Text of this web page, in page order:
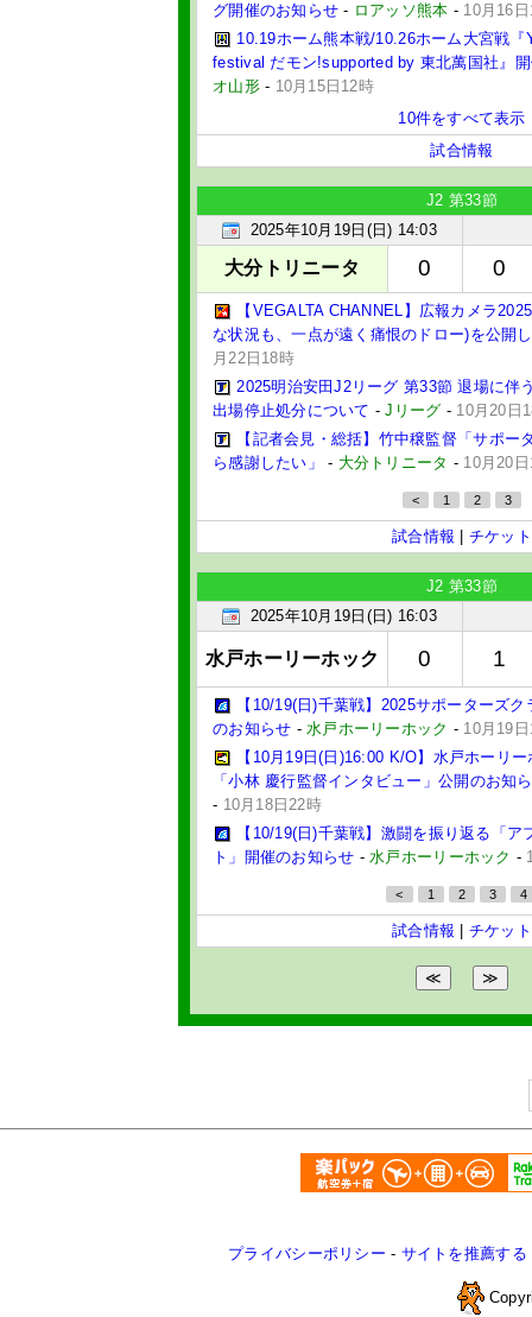
グ開催のお知らせ - ロアッソ熊本 - 10月16
10.19ホーム熊本戦/10.26ホーム大宮戦『
festival だモン!supported by 東北萬国社』
オ山形- 10月15日12時
10件をすべて表示
試合情報
J2 第33節
2025年10月19日(日) 14:03
大分トリニータ 0 0
【VEGALTA CHANNEL】広報カメラ
な状況も、一点が遠く痛恨のドロー)を公開
月22日18時
2025明治安田J2リーグ 第33節 退場に伴
出場停止処分について -Jリーグ - 10月20日
【記者会見・総括】竹中穣監督「サポー
ら感謝したい」
- 大分トリニータ - 10月20
< 1 2 3
試合情報 チケット
J2 第33節
2025年10月19日(日) 16:03
水戸ホーリーホック 0 1
【10/19(日)千葉戦】2025サポーターズ
のお知らせ -水戸ホーリーホック - 10月19
【10月19日(日)16:00 K/O】水戸ホーリ
「小林 慶行監督インタビュー」公開のお知
- 10月18日22時
【10/19(日)千葉戦】激闘を振り返る「
ト」開催のお知らせ -水戸ホーリーホック -
< 1 2 3 4
試合情報 チケット
プライバシーポリシー - サイトを推薦する